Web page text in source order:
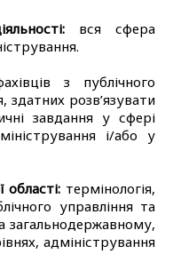
вся сфера
з публічного
здатних розв’язувати
завдання у сфері
і/або у
термінологія,
управління та
загальнодержавному,
адміністрування